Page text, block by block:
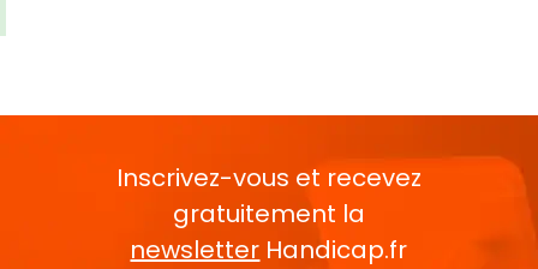
Inscrivez-vous et recevez
gratuitement la
newsletter Handicap.fr